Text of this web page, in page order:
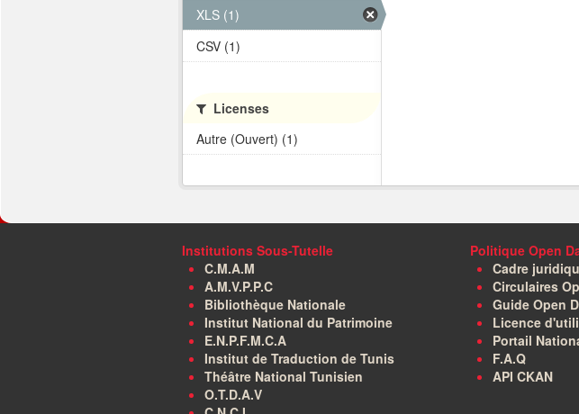
XLS (1)
CSV (1)
Licenses
Autre (Ouvert) (1)
Institutions Sous-Tutelle
C.M.A.M
A.M.V.P.P.C
Bibliothèque Nationale
Institut National du Patrimoine
E.N.P.F.M.C.A
Institut de Traduction de Tunis
Théâtre National Tunisien
O.T.D.A.V
Politique Open
Cadre
Circulaires
Guide Open
Licence
Portail
F.A.Q
API CKAN